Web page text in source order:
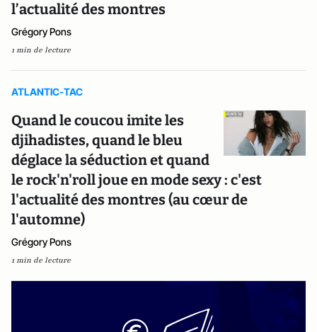
l’actualité des montres
Grégory Pons
1 min de lecture
ATLANTIC-TAC
Quand le coucou imite les
djihadistes, quand le bleu
déglace la séduction et quand
le rock'n'roll joue en mode sexy : c'est
l'actualité des montres (au cœur de
l'automne)
Grégory Pons
1 min de lecture